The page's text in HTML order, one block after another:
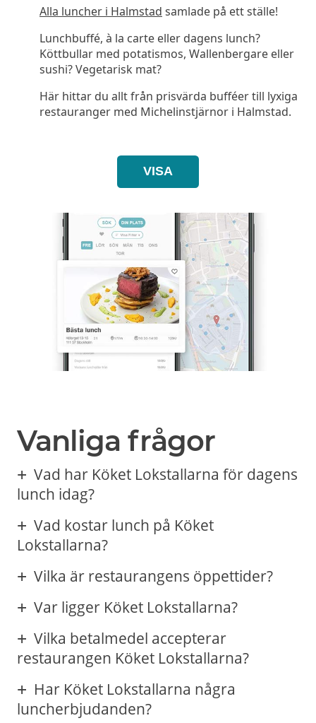
Alla luncher i Halmstad samlade på ett ställe!
Lunchbuffé, à la carte eller dagens lunch?
Köttbullar med potatismos, Wallenbergare eller
sushi? Vegetarisk mat?
Här hittar du allt från prisvärda bufféer till lyxiga
restauranger med Michelinstjärnor i Halmstad.
VISA
Vanliga frågor
Vad har Köket Lokstallarna för dagens
lunch idag?
Vad kostar lunch på Köket
Lokstallarna?
Vilka är restaurangens öppettider?
Var ligger Köket Lokstallarna?
Vilka betalmedel accepterar
restaurangen Köket Lokstallarna?
Har Köket Lokstallarna några
luncherbjudanden?